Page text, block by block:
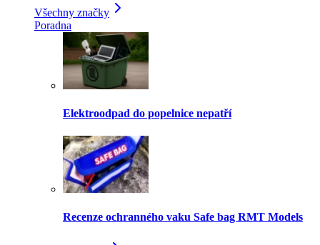
Všechny značky
Poradna
Elektroodpad do popelnice nepatří
Recenze ochranného vaku Safe bag RMT Models